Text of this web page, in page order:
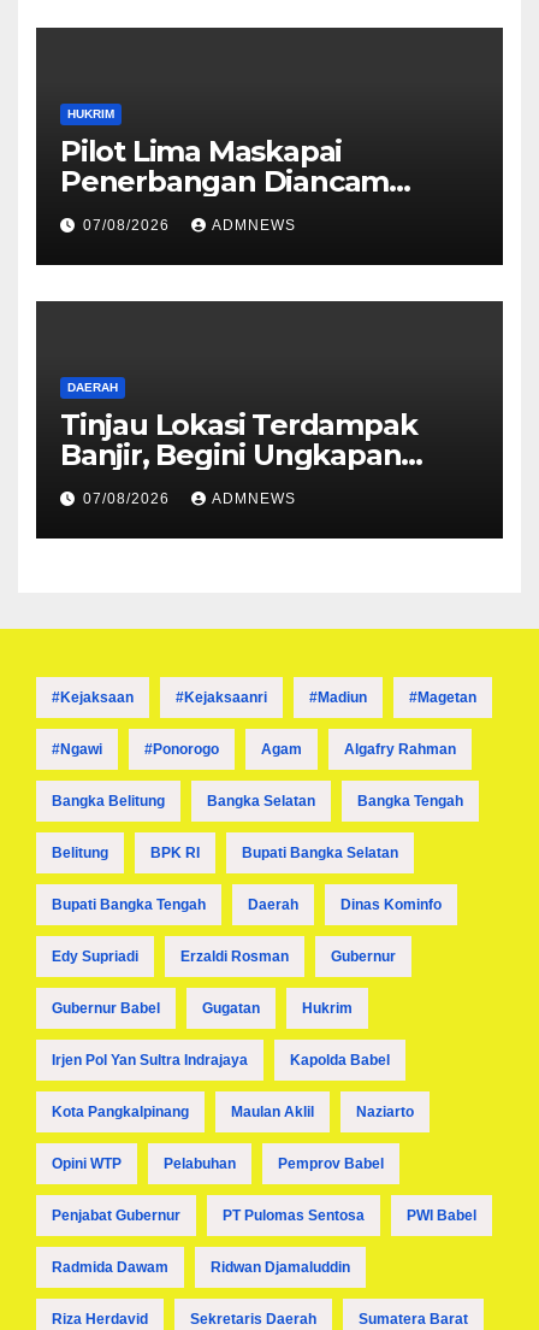
HUKRIM
Pilot Lima Maskapai
Penerbangan Diancam
Ditembak Mati OPM
07/08/2026 ADMNEWS
DAERAH
Tinjau Lokasi Terdampak
Banjir, Begini Ungkapan
Mahyeldi
07/08/2026 ADMNEWS
#kejaksaan #kejaksaanri #madiun #magetan
#ngawi #ponorogo Agam Algafry Rahman
Bangka Belitung Bangka Selatan Bangka Tengah
Belitung BPK RI Bupati Bangka Selatan
Bupati Bangka Tengah Daerah Dinas Kominfo
Edy Supriadi Erzaldi Rosman Gubernur
Gubernur Babel Gugatan Hukrim
Irjen Pol Yan Sultra Indrajaya Kapolda Babel
Kota Pangkalpinang Maulan Aklil Naziarto
Opini WTP Pelabuhan Pemprov Babel
Penjabat Gubernur PT Pulomas Sentosa PWI Babel
Radmida Dawam Ridwan Djamaluddin
Riza Herdavid Sekretaris Daerah Sumatera Barat